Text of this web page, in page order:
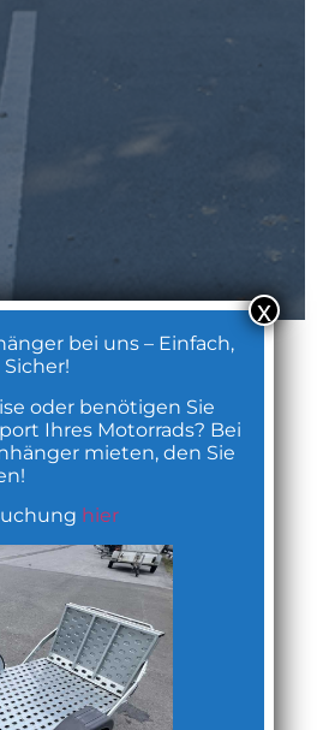
GmbH
von Pkw-, LKW- &
spezialisiert, Reifen,
und auch Zubehör
unserem Lieferprogramm.
tragen allesamt dazu
schnellstmöglich, sowie
bei uns –
oder benötigen
Ihres
genau den
brauchen!
hier
x